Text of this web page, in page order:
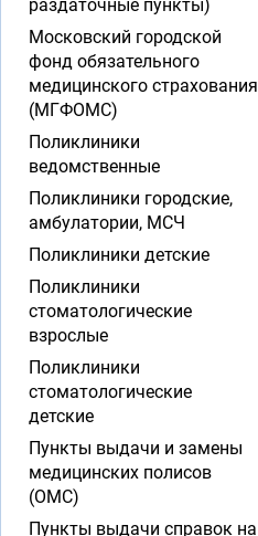
раздаточные пункты)
Московский городской
фонд обязательного
медицинского страхования
(МГФОМС)
Поликлиники
ведомственные
Поликлиники городские,
амбулатории, МСЧ
Поликлиники детские
Поликлиники
стоматологические
взрослые
Поликлиники
стоматологические
детские
Пункты выдачи и замены
медицинских полисов
(ОМС)
Пункты выдачи справок на